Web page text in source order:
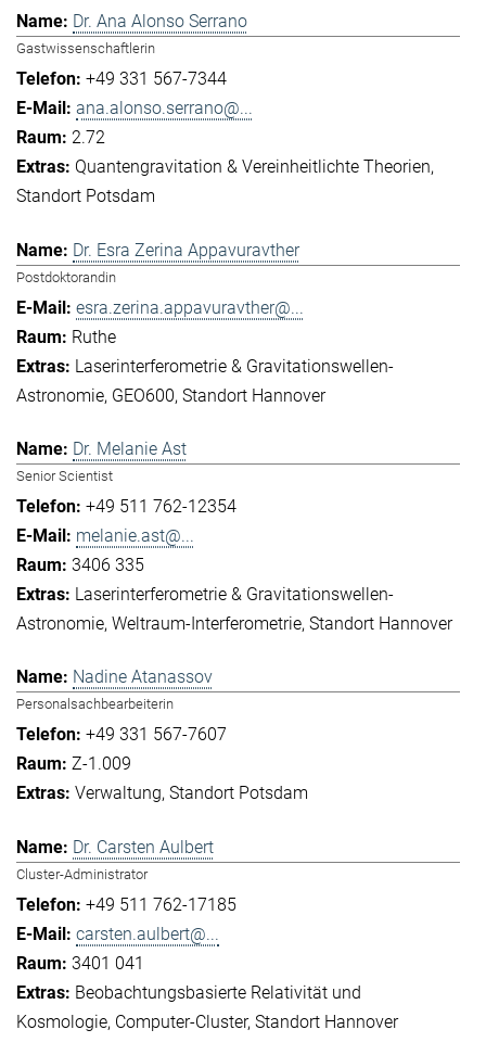
Dr. Ana Alonso Serrano
Gastwissenschaftlerin
+49 331 567-7344
ana.alonso.serrano@...
2.72
Quantengravitation & Vereinheitlichte Theorien
Standort Potsdam
Dr. Esra Zerina Appavuravther
Postdoktorandin
esra.zerina.appavuravther@...
Ruthe
Laserinterferometrie & Gravitationswellen-
Astronomie GEO600 Standort Hannover
Dr. Melanie Ast
Senior Scientist
+49 511 762-12354
melanie.ast@...
3406 335
Laserinterferometrie & Gravitationswellen-
Astronomie Weltraum-Interferometrie Standort Hannover
Nadine Atanassov
Personalsachbearbeiterin
+49 331 567-7607
Z-1.009
Verwaltung Standort Potsdam
Dr. Carsten Aulbert
Cluster-Administrator
+49 511 762-17185
carsten.aulbert@...
3401 041
Beobachtungsbasierte Relativität und
Kosmologie Computer-Cluster Standort Hannover